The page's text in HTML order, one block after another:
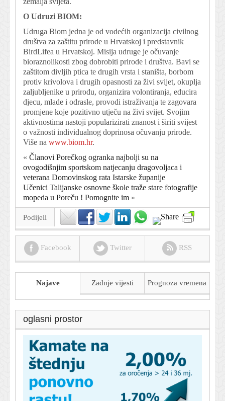
O Udruzi BIOM:
Udruga Biom jedna je od vodećih organizacija civilnog
društva za zaštitu prirode u Hrvatskoj i predstavnik
BirdLifea u Hrvatskoj. Misija udruge je očuvanje
bioraznolikosti zbog dobrobiti prirode i društva. Bavi se
zaštitom divljih ptica te drugih vrsta i staništa, borbom
protiv krivolova i drugih opasnosti za živi svijet, okuplja
zaljubljenike u prirodu, organizira volontiranja, educira
djecu, mlade i odrasle, provodi istraživanja te zagovara
promjene koje pozitivno utječu na živi svijet. Svojim
aktivnostima nastoji popularizirati znanost i širiti svijest
o važnosti individualnog doprinosa očuvanju prirode.
Više na www.biom.hr.
« Članovi Porečkog ogranka najbolji su na
ovogodišnjim sportskom natjecanju dragovoljaca i
veterana Domovinskog rata Istarske županije
Učenici Talijanske osnovne škole traže stare fotografije
mopeda u Poreču ! Pomognite im »
Podijeli
Facebook Twitter RSS
Najave Zadnje vijesti Prognoza vremena
oglasni prostor